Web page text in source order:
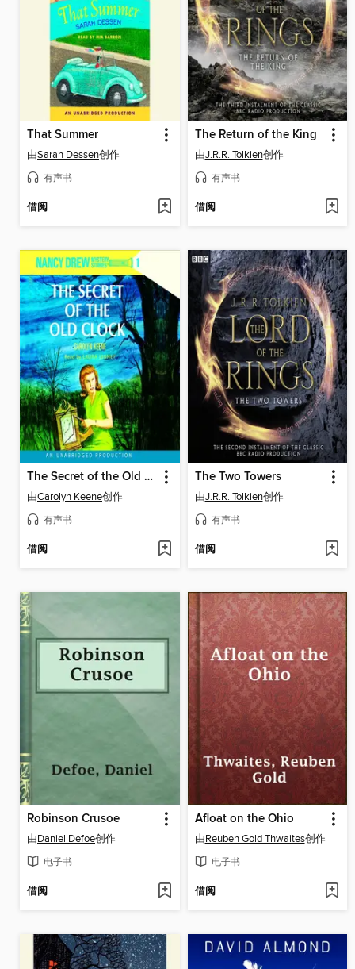
That Summer
由Sarah Dessen创作
有声书
借阅
The Return of the King
由J.R.R. Tolkien创作
有声书
借阅
The Secret of the Old Clock
由Carolyn Keene创作
有声书
借阅
The Two Towers
由J.R.R. Tolkien创作
有声书
借阅
Robinson Crusoe
由Daniel Defoe创作
电子书
借阅
Afloat on the Ohio
由Reuben Gold Thwaites创作
电子书
借阅